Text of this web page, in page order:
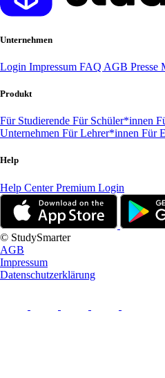
Unternehmen
Login Impressum FAQ AGB Presse
Produkt
Für Studierende Für Schüler*innen
Unternehmen Für Lehrer*innen Für
Help
Help CenterPremium Login
© StudySmarter
AGB
Impressum
Datenschutzerklärung